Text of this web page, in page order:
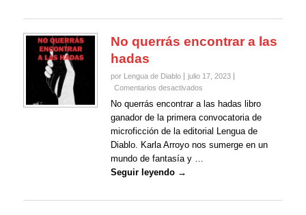
No querrás encontrar a las
hadas
por Lengua de Diablo
julio 17, 2023
Comentarios desactivadosen
No
encontrar
a
las
No querrás encontrar a las hadas libro
ganador de la primera convocatoria de
microficción de la editorial Lengua de
Diablo. Karla Arroyo nos sumerge en un
mundo de fantasía y …
Seguir leyendo →